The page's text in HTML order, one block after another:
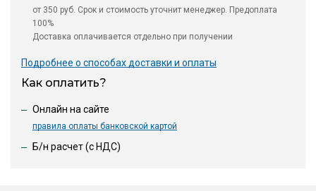
от 350 руб. Срок и стоимость уточнит менеджер. Предоплата
100%
Доставка оплачивается отдельно при получении
Подробнее о способах доставки и оплаты
Как оплатить?
Онлайн на сайте
правила оплаты банковской картой
Б/н расчет (c НДС)